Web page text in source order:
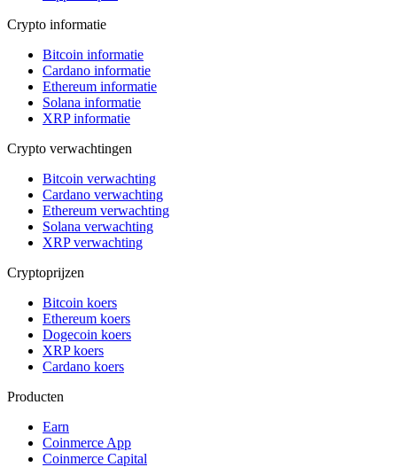
Crypto informatie
Bitcoin informatie
Cardano informatie
Ethereum informatie
Solana informatie
XRP informatie
Crypto verwachtingen
Bitcoin verwachting
Cardano verwachting
Ethereum verwachting
Solana verwachting
XRP verwachting
Cryptoprijzen
Bitcoin koers
Ethereum koers
Dogecoin koers
XRP koers
Cardano koers
Producten
Earn
Coinmerce App
Coinmerce Capital